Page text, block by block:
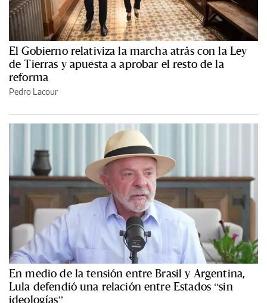
El Gobierno relativiza la marcha atrás con la Ley
de Tierras y apuesta a aprobar el resto de la
reforma
Pedro Lacour
En medio de la tensión entre Brasil y Argentina,
Lula defendió una relación entre Estados “sin
ideologías”